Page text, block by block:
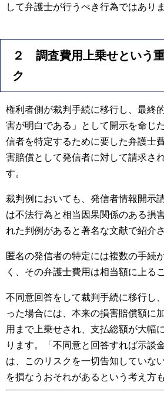
して弁護士が行うべき行為ではありま
２ 調査費用上乗せという
ク
権利者側が裁判手続に移行し、最終
害が明白である」として開示を命じ
信者を特定するために要した弁護士
害賠償として発信者に対して請求さ
す。
裁判例においても、発信者情報開示
は不法行為と相当因果関係のある損
れた判例があると著名な文献で紹介
匿名の発信者の特定には複数の手続
く、その弁護士費用は相当額に上る
不同意回答をして裁判手続に移行し
った場合には、本来の損害賠償額に
用まで上乗せされ、支払総額が大幅
ります。「不同意と回答すれば示談
は、このリスクを一切告知していな
を損なうおそれがあるという考え方